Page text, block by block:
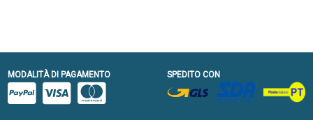
MODALITÀ DI PAGAMENTO SPEDITO CON